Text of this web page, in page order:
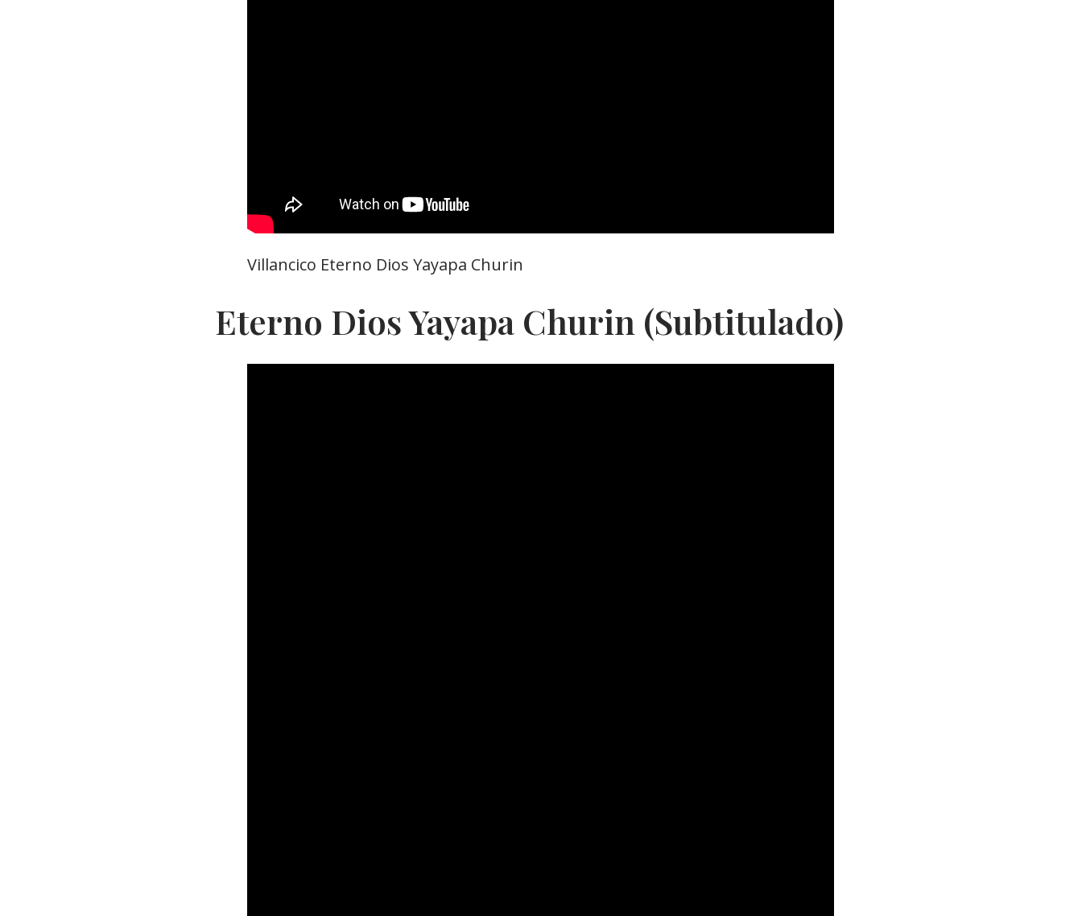
Villancico Eterno Dios Yayapa Churin
Eterno Dios Yayapa Churin (Subtitulado)